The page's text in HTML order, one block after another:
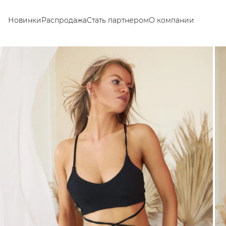
НовинкиРаспродажаСтать партнеромО компании